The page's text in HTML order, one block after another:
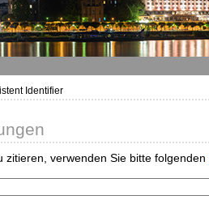
Identifier
zitieren, verwenden Sie bitte folgenden